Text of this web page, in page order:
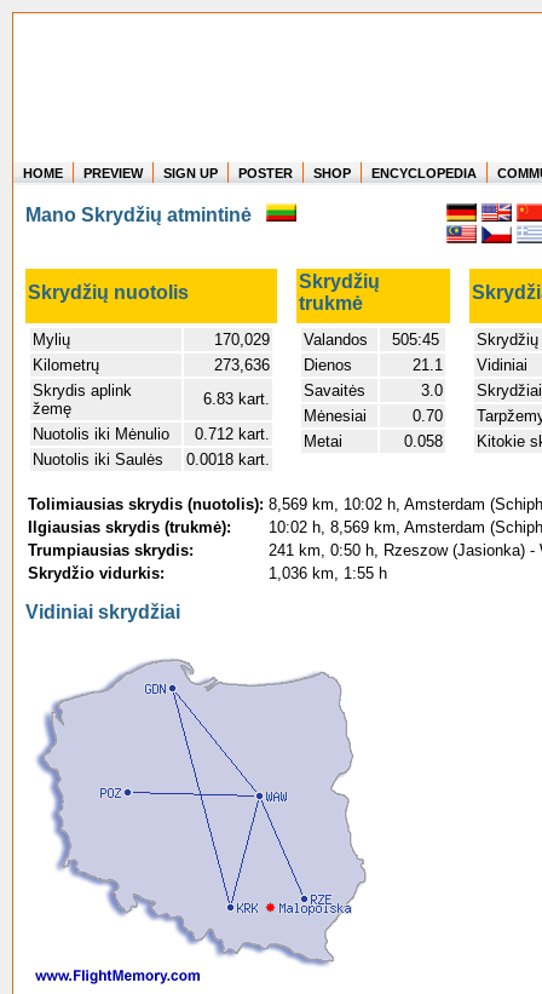
Where in the world have you flown?
How long have you been in the air?
Create your own FlightMemory and see!
HOME PREVIEW SIGN UP POSTER SHOP ENCYCLOPEDIA
Mano Skrydžių atmintinė
Skrydžių nuotolis
Skrydžių
trukmė
Mylių
170,029
Kilometrų
273,636
Skrydis aplink
žemę
6.83 kart.
Nuotolis iki Mėnulio
0.712 kart.
Nuotolis iki Saulės
0.0018 kart.
Valandos
505:45
Dienos
21.1
Savaitės
3.0
Mėnesiai
0.70
Metai
0.058
Vidiniai
Kitokie
Tolimiausias skrydis (nuotolis): 8,569 km, 10:02 h, Amsterdam
Ilgiausias skrydis (trukmė):
10:02 h, 8,569 km, Amsterdam
Trumpiausias skrydis:
241 km, 0:50 h, Rzeszow (Jasionka) -
Skrydžio vidurkis:
1,036 km, 1:55 h
Vidiniai skrydžiai